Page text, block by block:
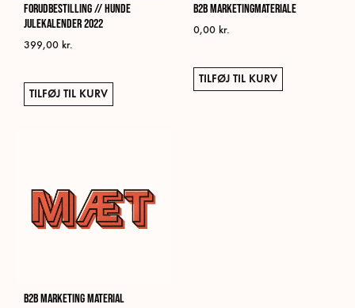
FORUDBESTILLING // Hunde
Julekalender 2022
399,00 kr.
TILFØJ TIL KURV
B2B Marketingmateriale
0,00 kr.
TILFØJ TIL KURV
B2B Marketing Material